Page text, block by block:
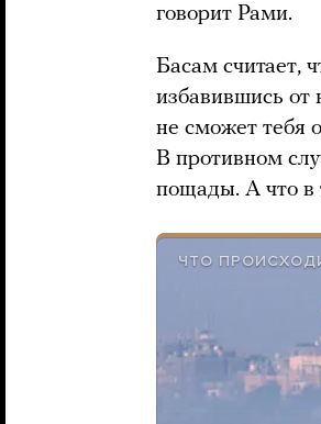
говорит Рами.
Басам считает,
избавившись от
не сможет тебя
В противном
пощады. А что в
ЧТО